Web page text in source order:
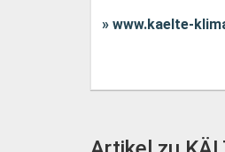
» www.kaelte-